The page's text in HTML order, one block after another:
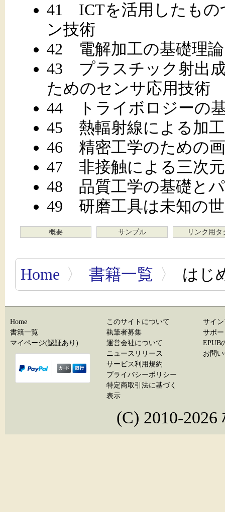
41 ICTを活用したもの
ン技術
42 電解加工の基礎理
43 プラスチック射出
ためのセンサ応用技術
44 トライボロジーの
45 熱輻射線による加
46 精密工学のための
47 非接触による三次
48 品質工学の基礎と
49 研磨工具は未知の
概要 サンプル リンク用タ
Home 〉 書籍一覧 〉 はじ
Home
書籍一覧
マイページ(認証あり)
このサイトについて
執筆者募集
運営会社について
ニュースリリース
サービス利用規約
プライバシーポリシー
特定商取引法に基づく
表示
サイ
サポ
EPUB
お問
(C) 2010-